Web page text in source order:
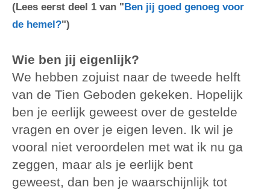
(Lees eerst deel 1 van "Ben jij goed genoeg voor
de hemel?")
Wie ben jij eigenlijk?
We hebben zojuist naar de tweede helft
van de Tien Geboden gekeken. Hopelijk
ben je eerlijk geweest over de gestelde
vragen en over je eigen leven. Ik wil je
vooral niet veroordelen met wat ik nu ga
zeggen, maar als je eerlijk bent
geweest, dan ben je waarschijnlijk tot